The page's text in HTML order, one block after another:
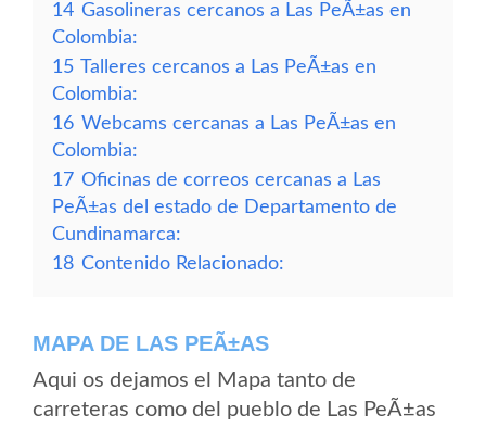
14 Gasolineras cercanos a Las PeÃ±as en
Colombia:
15 Talleres cercanos a Las PeÃ±as en
Colombia:
16 Webcams cercanas a Las PeÃ±as en
Colombia:
17 Oficinas de correos cercanas a Las
PeÃ±as del estado de Departamento de
Cundinamarca:
18 Contenido Relacionado:
MAPA DE LAS PEÃ±AS
Aqui os dejamos el Mapa tanto de
carreteras como del pueblo de Las PeÃ±as